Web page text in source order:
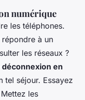
numérique
les téléphones.
à un
les réseaux ?
déconnexion en
tel séjour. Essayez
les